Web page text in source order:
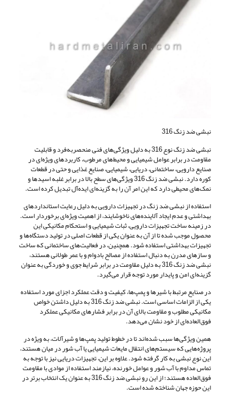
نبشی ضد زنگ 316
نبشی ضد زنگ نوع 316 به دلیل ویژگی‌های فنی منحصربه‌فرد و قابلیت
مقاومت در برابر عوامل شیمیایی و محیط‌های مرطوب، کاربردهای ویژه‌ای در
صنایع دارویی، ساختمانی، دریایی، شیمیایی، صنایع غذایی و حتی در قطعات
کوره دارد. نبشی ضد زنگ 316 ویژگی‌های سطح بالا در برابر غلبه اسیدها و
نمک‌های محیطی دارد که این امر آن را به گزینه‌ای ایده‌آل تبدیل کرده است.
استفاده از نبشی ضد زنگ در تجهیزات دارویی به دلیل رعایت استانداردهای
بهداشتی و عدم ایجاد آلاینده‌های ناخوشایند، از اهمیت ویژه‌ای برخوردار است.
در زمینه ساخت تجهیزات دارویی، ثبات شیمیایی و استحکام مکانیکی این
محصول موجب شده تا از آن به عنوان یکی از قطعات اصلی در تولید دستگاه‌ها و
تجهیزات بهداشتی استفاده شود. همچنین، در فعالیت‌های ساختمانی که ساخت
و سازهای مدرن به دنبال استفاده از مصالح بادوام و با عمر طولانی هستند،
نبشی ضد زنگ 316 به دلیل مقاومت در برابر شرایط جوی و خوردگی به عنوان
گزینه‌ای امن و پایدار مورد توجه قرار می‌گیرد.
در صنایع مرتبط با شیرها و پمپ‌ها، کیفیت و دقت عملکرد اجزای مورد استفاده
یکی از الزامات اساسی است. نبشی ضد زنگ 316 به دلیل داشتن خواص
مکانیکی مطلوب و مقاومت بالای آن در برابر فشارهای مکانیکی عملکرد
فوق‌العاده‌ای از خود نشان می‌دهد.
همین ویژگی‌ها سبب شده‌اند تا در خطوط تولید پمپ‌ها و شیرآلات، به ویژه در
پروژه‌هایی که سیستم‌های انتقال مایعات شیمیایی یا آب شور در میان هستند،
این نوع نبشی به کار گرفته شود. علاوه بر این، تجهیزات دریایی نیز با توجه به
تماس مداوم با آب شور و عوامل خورنده، نیازمند استفاده از موادی با مقاومت
فوق‌العاده هستند؛ از این رو نبشی ضد زنگ 316 به عنوان یک انتخاب برتر در
این حوزه جهان شناخته شده است.